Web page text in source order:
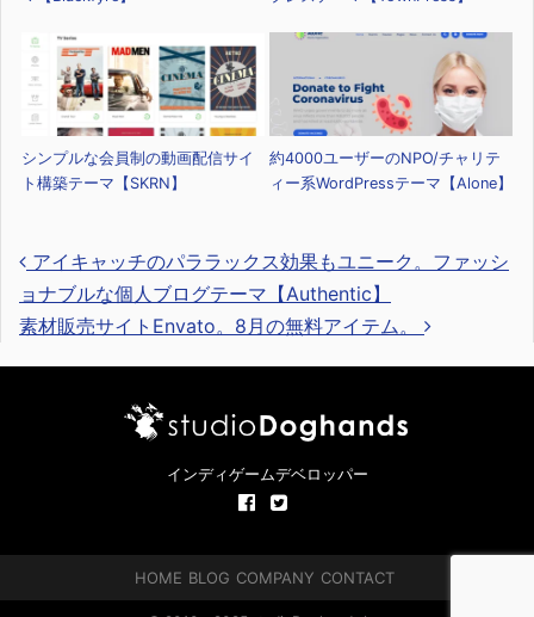
シンプルな会員制の動画配信サイ
ト構築テーマ【SKRN】
約4000ユーザーのNPO/チャリテ
ィー系WordPressテーマ【Alone】
投稿ナビゲーション
アイキャッチのパララックス効果もユニーク。ファッシ
ョナブルな個人ブログテーマ【Authentic】
素材販売サイトEnvato。8月の無料アイテム。
インディゲームデベロッパー
HOME BLOG COMPANY CONTACT